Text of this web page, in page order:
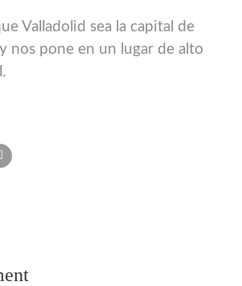
Valladolid sea la capital de
nos pone en un lugar de alto